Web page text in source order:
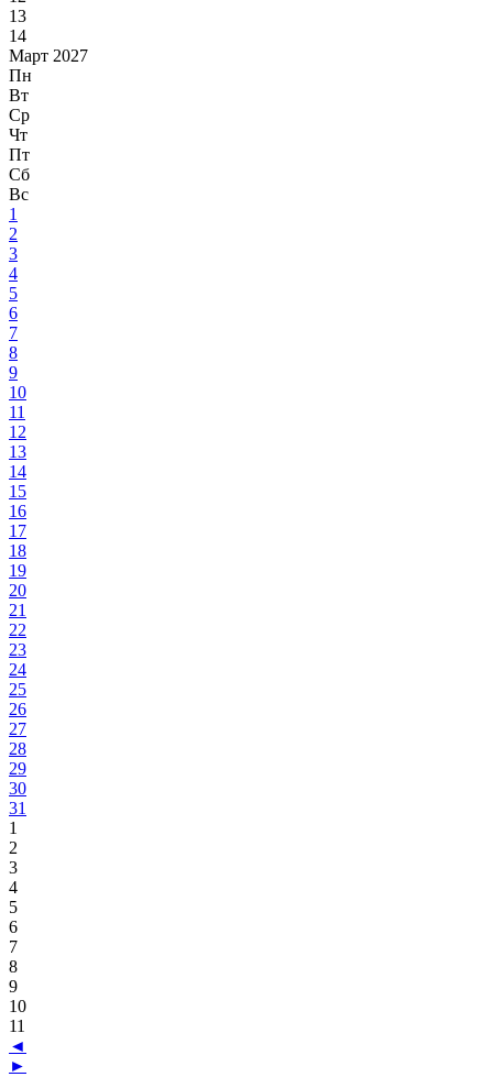
13
14
Март 2027
Пн
Вт
Ср
Чт
Пт
Сб
Вс
1
2
3
4
5
6
7
8
9
10
11
12
13
14
15
16
17
18
19
20
21
22
23
24
25
26
27
28
29
30
31
1
2
3
4
5
6
7
8
9
10
11
◄
►